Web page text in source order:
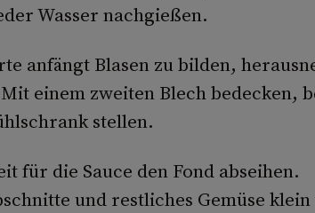
Wasser nachgießen.
anfängt Blasen zu bilden,
einem zweiten Blech bedecken,
stellen.
für die Sauce den Fond abseihen.
und restliches Gemüse